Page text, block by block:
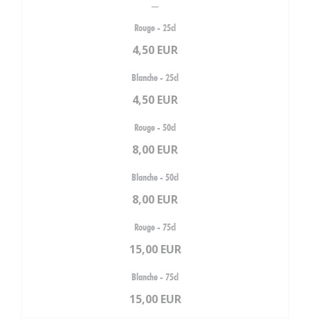
Rouge - 25cl
4,50 EUR
Blanche - 25cl
4,50 EUR
Rouge - 50cl
8,00 EUR
Blanche - 50cl
8,00 EUR
Rouge - 75cl
15,00 EUR
Blanche - 75cl
15,00 EUR